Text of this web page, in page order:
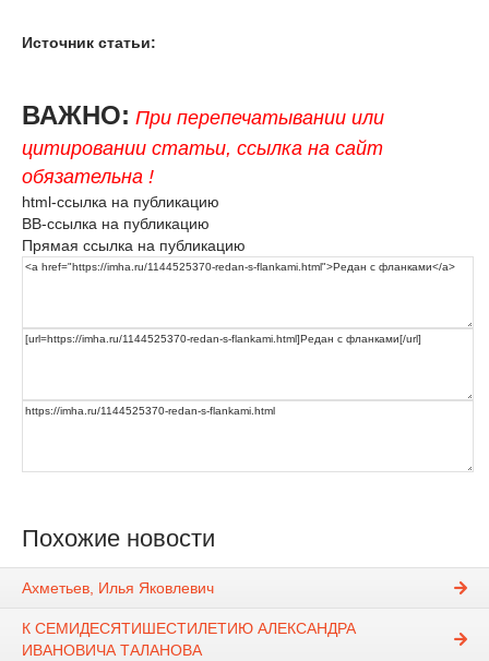
Источник статьи:
ВАЖНО: При перепечатывании или
цитировании статьи, ссылка на сайт
обязательна !
html-ссылка на публикацию
BB-ссылка на публикацию
Прямая ссылка на публикацию
Похожие новости
Ахметьев, Илья Яковлевич
К СЕМИДЕСЯТИШЕСТИЛЕТИЮ АЛЕКСАНДРА
ИВАНОВИЧА ТАЛАНОВА